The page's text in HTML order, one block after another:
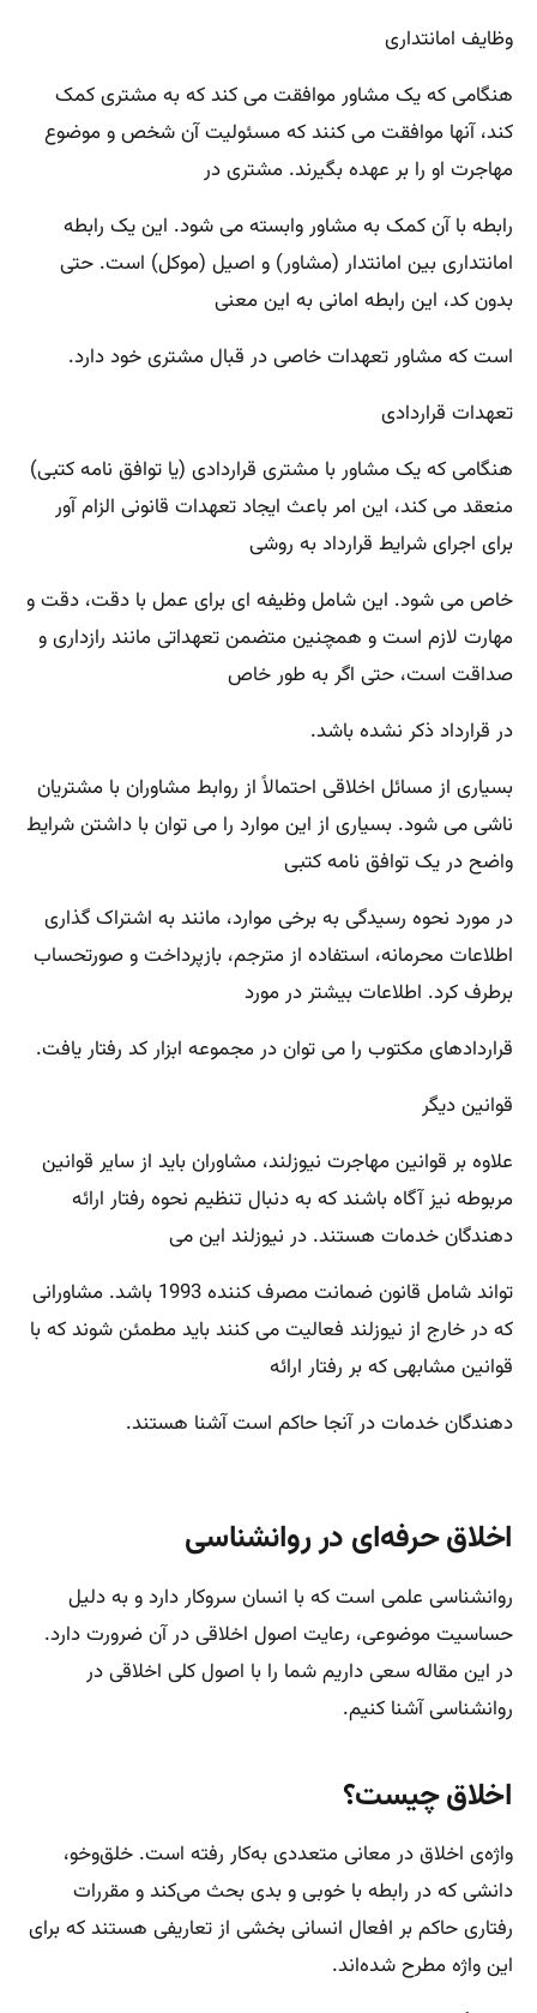
وظایف امانتداری
هنگامی که یک مشاور موافقت می کند که به مشتری کمک
کند، آنها موافقت می کنند که مسئولیت آن شخص و موضوع
مهاجرت او را بر عهده بگیرند. مشتری در
رابطه با آن کمک به مشاور وابسته می شود. این یک رابطه
امانتداری بین امانتدار (مشاور) و اصیل (موکل) است. حتی
بدون کد، این رابطه امانی به این معنی
است که مشاور تعهدات خاصی در قبال مشتری خود دارد.
تعهدات قراردادی
هنگامی که یک مشاور با مشتری قراردادی (یا توافق نامه کتبی)
منعقد می کند، این امر باعث ایجاد تعهدات قانونی الزام آور
برای اجرای شرایط قرارداد به روشی
خاص می شود. این شامل وظیفه ای برای عمل با دقت، دقت و
مهارت لازم است و همچنین متضمن تعهداتی مانند رازداری و
صداقت است، حتی اگر به طور خاص
در قرارداد ذکر نشده باشد.
بسیاری از مسائل اخلاقی احتمالاً از روابط مشاوران با مشتریان
ناشی می شود. بسیاری از این موارد را می توان با داشتن شرایط
واضح در یک توافق نامه کتبی
در مورد نحوه رسیدگی به برخی موارد، مانند به اشتراک گذاری
اطلاعات محرمانه، استفاده از مترجم، بازپرداخت و صورتحساب
برطرف کرد. اطلاعات بیشتر در مورد
قراردادهای مکتوب را می توان در مجموعه ابزار کد رفتار یافت.
قوانین دیگر
علاوه بر قوانین مهاجرت نیوزلند، مشاوران باید از سایر قوانین
مربوطه نیز آگاه باشند که به دنبال تنظیم نحوه رفتار ارائه
دهندگان خدمات هستند. در نیوزلند این می
تواند شامل قانون ضمانت مصرف کننده 1993 باشد. مشاورانی
که در خارج از نیوزلند فعالیت می کنند باید مطمئن شوند که با
قوانین مشابهی که بر رفتار ارائه
دهندگان خدمات در آنجا حاکم است آشنا هستند.
اخلاق حرفه‌ای در روانشناسی
روانشناسی علمی است که با انسان سروکار دارد و به دلیل
حساسیت موضوعی، رعایت اصول اخلاقی در آن ضرورت دارد.
در این مقاله سعی داریم شما را با اصول کلی اخلاقی در
روانشناسی آشنا کنیم.
اخلاق چیست؟
واژه‌ی اخلاق در معانی متعددی به‌کار رفته است. خلق‌وخو،
دانشی که در رابطه با خوبی و بدی بحث می‌کند و مقررات
رفتاری حاکم بر افعال انسانی بخشی از تعاریفی هستند که برای
این واژه مطرح شده‌اند.